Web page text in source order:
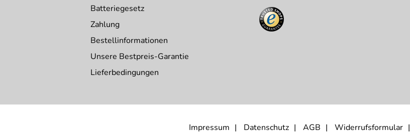
Batteriegesetz
Zahlung
Bestellinformationen
Unsere Bestpreis-Garantie
Lieferbedingungen
Impressum Datenschutz AGB Widerrufsformular